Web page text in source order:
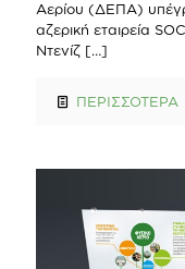
Αερίου (ΔΕΠΑ)
αζερική εταιρεία
Ντενίζ […]
ΠΕΡΙΣΣΟΤΕΡΑ